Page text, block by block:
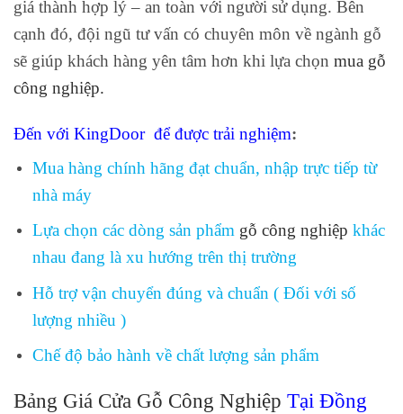
giá thành hợp lý – an toàn với người sử dụng. Bên
cạnh đó, đội ngũ tư vấn có chuyên môn về ngành gỗ
sẽ giúp khách hàng yên tâm hơn khi lựa chọn mua gỗ
công nghiệp.
Đến với KingDoor để được trải nghiệm:
Mua hàng chính hãng đạt chuẩn, nhập trực tiếp từ
nhà máy
Lựa chọn các dòng sản phẩm gỗ công nghiệp khác
nhau đang là xu hướng trên thị trường
Hỗ trợ vận chuyển đúng và chuẩn ( Đối với số
lượng nhiều )
Chế độ bảo hành về chất lượng sản phẩm
Bảng Giá Cửa Gỗ Công Nghiệp Tại Đồng